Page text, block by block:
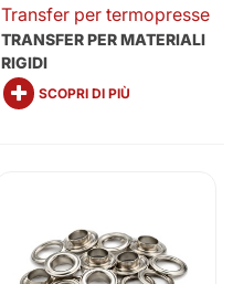
Transfer per termopresse
TRANSFER PER MATERIALI
RIGIDI
SCOPRI DI PIÙ